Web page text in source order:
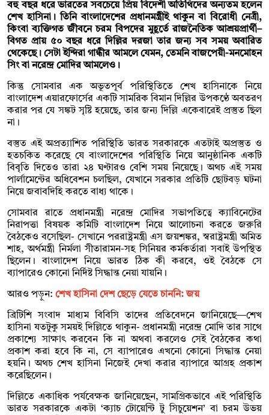
বহু বছর ধরে ভারতের সবচেয়ে প্রিয় বিদেশী অতিথিদের অন্যতম হলেন
শেখ হাসিনা। তিনি বাংলাদেশের প্রধানমন্ত্রীই থাকুন বা বিরোধী নেত্রী,
কিংবা ব্যক্তিগত জীবনে চরম বিপদের মুহূর্তে রাজনৈতিক আশ্রয়প্রার্থী–
বিগত প্রায় ৫০ বছর ধরে দিল্লির দরজা তার জন্য সব সময় অবারিত
থেকেছে। সেটা ইন্দিরা গান্ধীর আমলে যেমন, তেমনি বাজপেয়ী-মনমোহন
সিং বা নরেন্দ্র মোদির আমলেও।
কিন্তু সোমবার এক অভূতপূর্ব পরিস্থিতিতে শেখ হাসিনাকে নিয়ে
বাংলাদেশ এয়ারফোর্সের একটি সামরিক বিমান দিল্লির উপকণ্ঠে অবতরণ
করার পর যে সঙ্কট সৃষ্টি হয়েছে, তার জন্য দিল্লি একেবারেই প্রস্তুত ছিল
না।
বস্তুত এই অপ্রত্যাশিত পরিস্থিতি ভারত সরকারকে এতটাই অপ্রস্তুত ও
হতচকিত করেছে যে বাংলাদেশের পরিস্থিতি নিয়ে আনুষ্ঠানিক একটি
বিবৃতি দিতেও তারা ২৪ ঘণ্টারও বেশি সময় নিয়েছে। অথচ এই সময়
পার্লামেন্টের অধিবেশন চলছিল, যেখানে সরকার প্রতিটি ছোটবড় ঘটনা
নিয়ে জবাবদিহি করতে বাধ্য থাকে।
সোমবার রাতে প্রধানমন্ত্রী নরেন্দ্র মোদির সভাপতিত্বে ক্যাবিনেটের
নিরাপত্তা বিষয়ক কমিটি বাংলাদেশ নিয়ে আলোচনা করতে জরুরি
বৈঠকেও বসেছিল- সেখানে পররাষ্ট্রমন্ত্রী এস জয়শঙ্কর, স্বরাষ্ট্রমন্ত্রী অমিত
শাহ, অর্থমন্ত্রী নির্মলা সীতারামন-সহ সিনিয়র কর্মকর্তারা সবাই উপস্থিত
ছিলেন। বাংলাদেশ নিয়ে ভারত ঠিক কী করবে, ওই বৈঠকে সে
ব্যাপারেও কোনো নির্দিষ্ট সিদ্ধান্ত নেয়া যায়নি।
আরও পড়ুন: শেখ হাসিনা দেশ ছেড়ে যেতে চাননি: জয়
ব্রিটিশি সংবাদ মাধ্যম বিবিসি তাদের প্রতিবেদনে জানিয়েছে—শেখ
হাসিনা যতটুকু সময়ই দিল্লিতে থাকুন- প্রধানমন্ত্রী নরেন্দ্র মোদি তার সাথে
প্রকাশ্যে সাক্ষাৎ করবেন কি না অথবা করলেও সেই বৈঠকের কথা
প্রকাশ করা হবে কি না, সে ব্যাপারেও এখনো কোনো সিদ্ধান্ত নেয়া
হয়নি। অথচ শেখ হাসিনা নিজেই দেখা করার ব্যাপারে আগ্রহ প্রকাশ
করেছিলেন।
দিল্লিতে একাধিক পর্যবেক্ষক জানিয়েছেন, সামগ্রিকভাবে এই পরিস্থিতি
ভারত সরকারকে একটা ‘ক্যাচ টোয়েন্টি টু সিচুয়েশন’ বা চরম উভয়